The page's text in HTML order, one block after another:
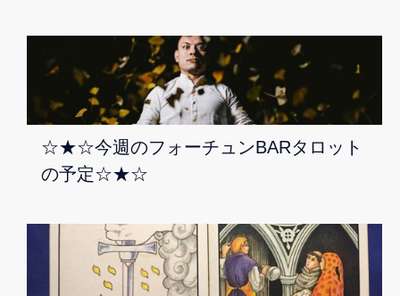
☆★☆今週のフォーチュンBARタロット
の予定☆★☆